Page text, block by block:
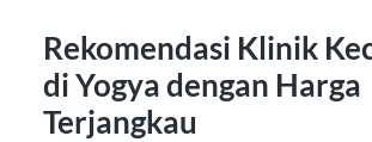
Rekomendasi Klinik
di Yogya dengan Harga
Terjangkau